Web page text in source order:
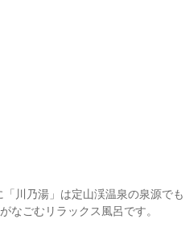
川乃湯」は定山渓温泉の泉源でも
なごむリラックス風呂です。